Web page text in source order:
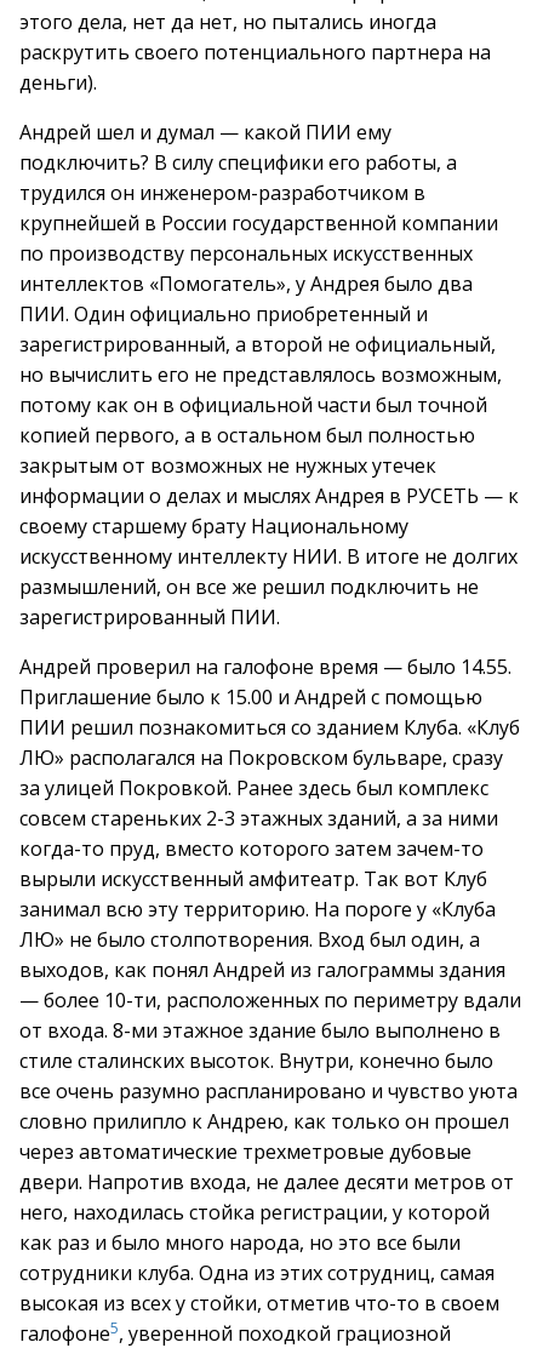
этого дела, нет да нет, но пытались иногда
раскрутить своего потенциального партнера на
деньги).
Андрей шел и думал — какой ПИИ ему
подключить? В силу специфики его работы, а
трудился он инженером-разработчиком в
крупнейшей в России государственной компании
по производству персональных искусственных
интеллектов «Помогатель», у Андрея было два
ПИИ. Один официально приобретенный и
зарегистрированный, а второй не официальный,
но вычислить его не представлялось возможным,
потому как он в официальной части был точной
копией первого, а в остальном был полностью
закрытым от возможных не нужных утечек
информации о делах и мыслях Андрея в РУСЕТЬ — к
своему старшему брату Национальному
искусственному интеллекту НИИ. В итоге не долгих
размышлений, он все же решил подключить не
зарегистрированный ПИИ.
Андрей проверил на галофоне время — было 14.55.
Приглашение было к 15.00 и Андрей с помощью
ПИИ решил познакомиться со зданием Клуба. «Клуб
ЛЮ» располагался на Покровском бульваре, сразу
за улицей Покровкой. Ранее здесь был комплекс
совсем стареньких 2-3 этажных зданий, а за ними
когда-то пруд, вместо которого затем зачем-то
вырыли искусственный амфитеатр. Так вот Клуб
занимал всю эту территорию. На пороге у «Клуба
ЛЮ» не было столпотворения. Вход был один, а
выходов, как понял Андрей из галограммы здания
— более 10-ти, расположенных по периметру вдали
от входа. 8-ми этажное здание было выполнено в
стиле сталинских высоток. Внутри, конечно было
все очень разумно распланировано и чувство уюта
словно прилипло к Андрею, как только он прошел
через автоматические трехметровые дубовые
двери. Напротив входа, не далее десяти метров от
него, находилась стойка регистрации, у которой
как раз и было много народа, но это все были
сотрудники клуба. Одна из этих сотрудниц, самая
высокая из всех у стойки, отметив что-то в своем
галофоне5, уверенной походкой грациозной